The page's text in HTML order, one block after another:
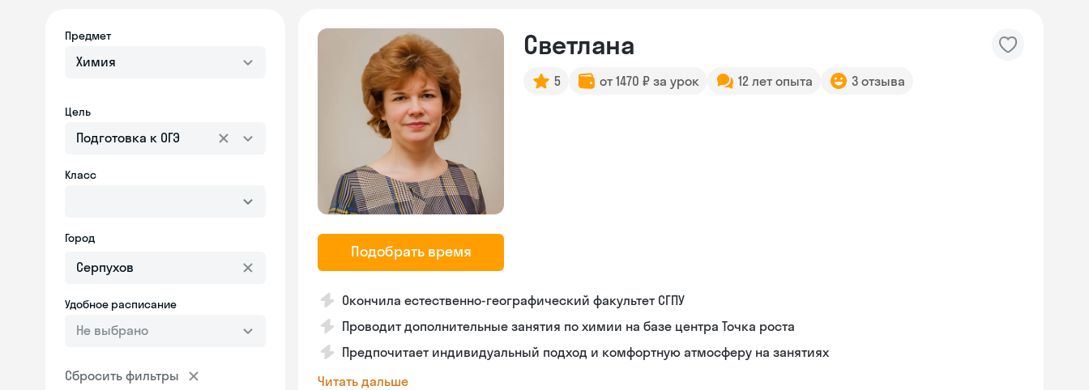
Предмет
Химия
Цель
Подготовка к ОГЭ
Класс
Город
Удобное расписание
Не выбрано
Сбросить фильтры
Подобрать время
Светлана
5 от 1470 ₽ за урок 12 лет опыта 3 отзыва
Окончила естественно-географический факультет СГПУ
Проводит дополнительные занятия по химии на базе центра Точка роста
Предпочитает индивидуальный подход и комфортную атмосферу на занятиях
Читать дальше